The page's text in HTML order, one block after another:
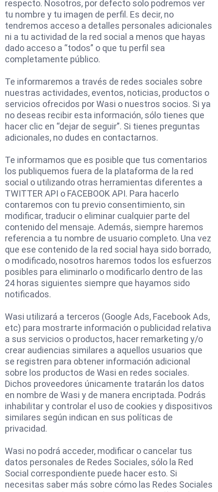
respecto. Nosotros, por defecto solo podremos ver
tu nombre y tu imagen de perfil. Es decir, no
tendremos acceso a detalles personales adicionales
ni a tu actividad de la red social a menos que hayas
dado acceso a “todos” o que tu perfil sea
completamente público.
Te informaremos a través de redes sociales sobre
nuestras actividades, eventos, noticias, productos o
servicios ofrecidos por Wasi o nuestros socios. Si ya
no deseas recibir esta información, sólo tienes que
hacer clic en “dejar de seguir”. Si tienes preguntas
adicionales, no dudes en contactarnos.
Te informamos que es posible que tus comentarios
los publiquemos fuera de la plataforma de la red
social o utilizando otras herramientas diferentes a
TWITTER API o FACEBOOK API. Para hacerlo
contaremos con tu previo consentimiento, sin
modificar, traducir o eliminar cualquier parte del
contenido del mensaje. Además, siempre haremos
referencia a tu nombre de usuario completo. Una vez
que ese contenido de la red social haya sido borrado,
o modificado, nosotros haremos todos los esfuerzos
posibles para eliminarlo o modificarlo dentro de las
24 horas siguientes siempre que hayamos sido
notificados.
Wasi utilizará a terceros (Google Ads, Facebook Ads,
etc) para mostrarte información o publicidad relativa
a sus servicios o productos, hacer remarketing y/o
crear audiencias similares a aquellos usuarios que
se registren para obtener información adicional
sobre los productos de Wasi en redes sociales.
Dichos proveedores únicamente tratarán los datos
en nombre de Wasi y de manera encriptada. Podrás
inhabilitar y controlar el uso de cookies y dispositivos
similares según indican en sus políticas de
privacidad.
Wasi no podrá acceder, modificar o cancelar tus
datos personales de Redes Sociales, sólo la Red
Social correspondiente puede hacer esto. Si
necesitas saber más sobre cómo las Redes Sociales